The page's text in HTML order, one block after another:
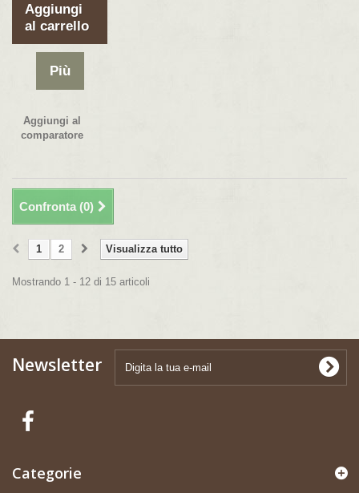
Aggiungi
al carrello
Più
Aggiungi al
comparatore
Confronta (0)
Visualizza tutto
1 2
Mostrando 1 - 12 di 15 articoli
Newsletter
Categorie